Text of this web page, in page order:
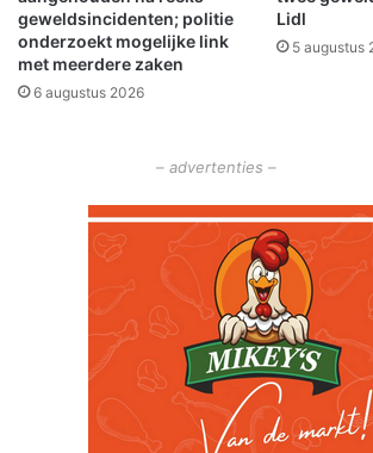
l
o
t
e
geweldsincidenten; politie
onderzoekt mogelijke link
met meerdere zaken
6 augustus 2026
Lidl
5 augustus
– advertenties –